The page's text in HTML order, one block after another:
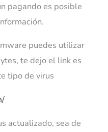
pagando es posible
puedes utilizar
te dejo el link es
tipo de virus
actualizado, sea de